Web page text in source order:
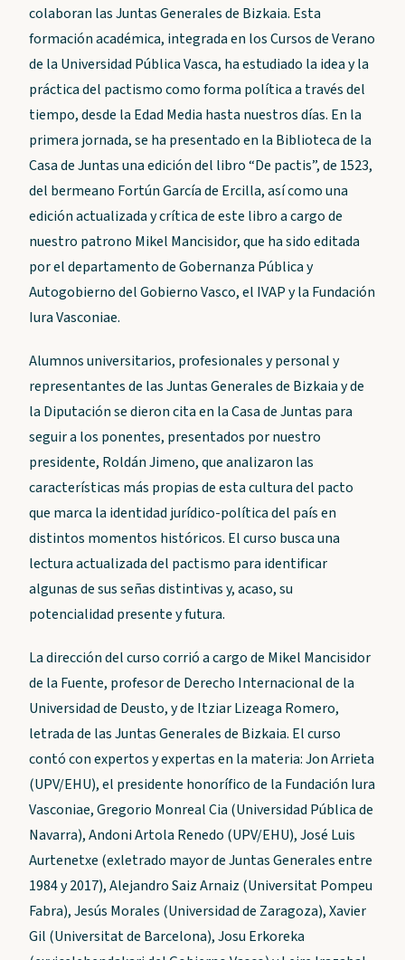
colaboran las Juntas Generales de Bizkaia. Esta
formación académica, integrada en los Cursos de Verano
de la Universidad Pública Vasca, ha estudiado la idea y la
práctica del pactismo como forma política a través del
tiempo, desde la Edad Media hasta nuestros días. En la
primera jornada, se ha presentado en la Biblioteca de la
Casa de Juntas una edición del libro “De pactis”, de 1523,
del bermeano Fortún García de Ercilla, así como una
edición actualizada y crítica de este libro a cargo de
nuestro patrono Mikel Mancisidor, que ha sido editada
por el departamento de Gobernanza Pública y
Autogobierno del Gobierno Vasco, el IVAP y la Fundación
Iura Vasconiae.
Alumnos universitarios, profesionales y personal y
representantes de las Juntas Generales de Bizkaia y de
la Diputación se dieron cita en la Casa de Juntas para
seguir a los ponentes, presentados por nuestro
presidente, Roldán Jimeno, que analizaron las
características más propias de esta cultura del pacto
que marca la identidad jurídico-política del país en
distintos momentos históricos. El curso busca una
lectura actualizada del pactismo para identificar
algunas de sus señas distintivas y, acaso, su
potencialidad presente y futura.
La dirección del curso corrió a cargo de Mikel Mancisidor
de la Fuente, profesor de Derecho Internacional de la
Universidad de Deusto, y de Itziar Lizeaga Romero,
letrada de las Juntas Generales de Bizkaia. El curso
contó con expertos y expertas en la materia: Jon Arrieta
(UPV/EHU), el presidente honorífico de la Fundación Iura
Vasconiae, Gregorio Monreal Cia (Universidad Pública de
Navarra), Andoni Artola Renedo (UPV/EHU), José Luis
Aurtenetxe (exletrado mayor de Juntas Generales entre
1984 y 2017), Alejandro Saiz Arnaiz (Universitat Pompeu
Fabra), Jesús Morales (Universidad de Zaragoza), Xavier
Gil (Universitat de Barcelona), Josu Erkoreka